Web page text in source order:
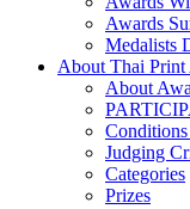
Awards
Medalists
About Thai Print
About
Judging
Categories
Prizes